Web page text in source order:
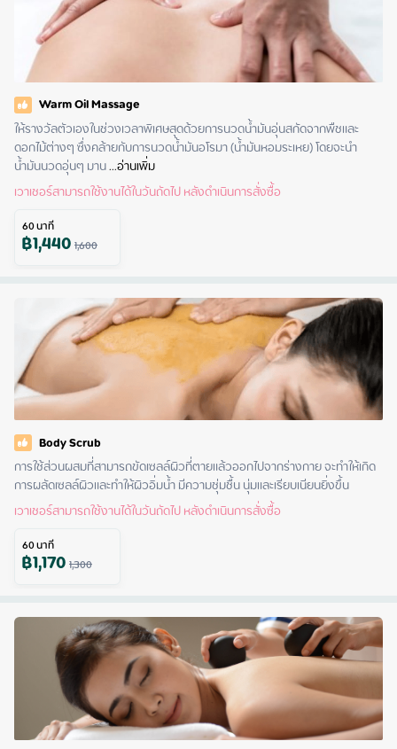
Warm Oil Massage
ให้รางวัลตัวเองในช่วงเวลาพิเศษสุดด้วยการนวดน้ำมันอุ่นสกัดจากพืชและ
ดอกไม้ต่างๆ ซึ่งคล้ายกับการนวดน้ำมันอโรมา (น้ำมันหอมระเหย) โดยจะนำ
น้ำมันนวดอุ่นๆ มาน ...อ่านเพิ่ม
เวาเชอร์สามารถใช้งานได้ในวันถัดไป หลังดำเนินการสั่งซื้อ
60นาที
฿1,4401,600
Body Scrub
การใช้ส่วนผสมที่สามารถขัดเซลล์ผิวที่ตายแล้วออกไปจากร่างกาย จะทำให้เกิด
การผลัดเซลล์ผิวและทำให้ผิวอิ่มน้ำ มีความชุ่มชื้น นุ่มและเรียบเนียนยิ่งขึ้น
เวาเชอร์สามารถใช้งานได้ในวันถัดไป หลังดำเนินการสั่งซื้อ
60นาที
฿1,1701,300